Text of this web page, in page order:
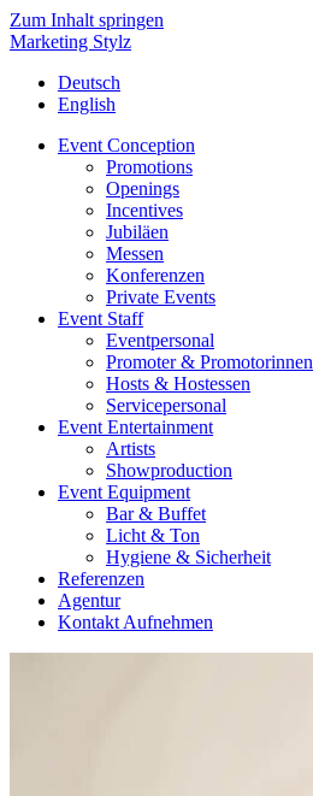
Zum Inhalt springen
Marketing Stylz
Deutsch
English
Event Conception
Promotions
Openings
Incentives
Jubiläen
Messen
Konferenzen
Private Events
Event Staff
Eventpersonal
Promoter & Promotorinnen
Hosts & Hostessen
Servicepersonal
Event Entertainment
Artists
Showproduction
Event Equipment
Bar & Buffet
Licht & Ton
Hygiene & Sicherheit
Referenzen
Agentur
Kontakt Aufnehmen